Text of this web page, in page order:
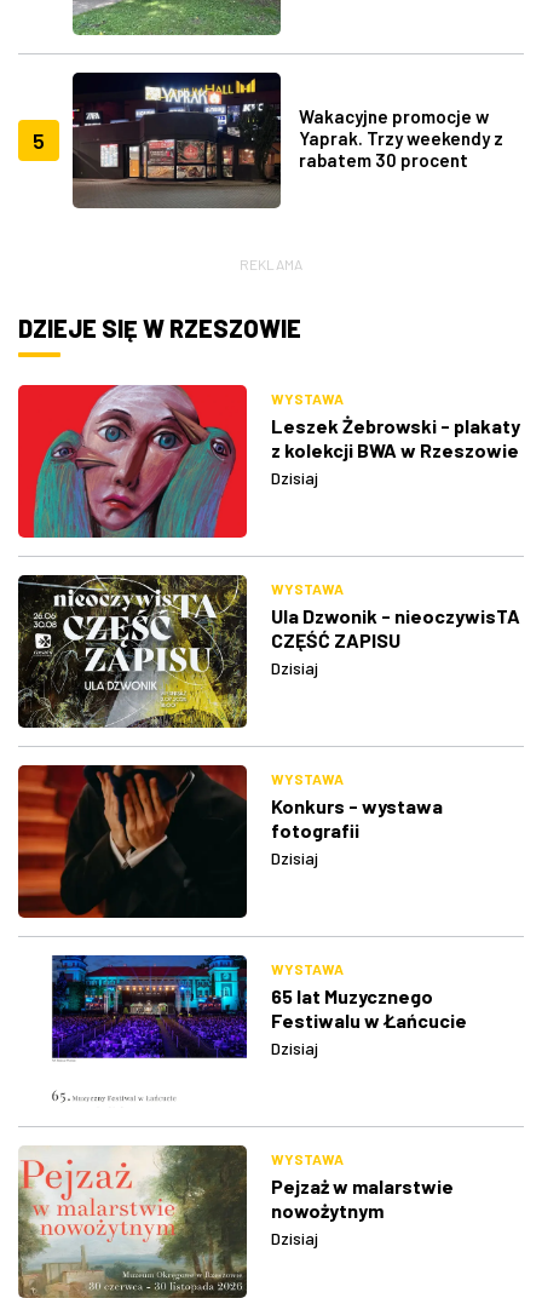
5
Wakacyjne promocje w
Yaprak. Trzy weekendy z
rabatem 30 procent
REKLAMA
DZIEJE SIĘ W RZESZOWIE
WYSTAWA
Leszek Żebrowski - plakaty
z kolekcji BWA w Rzeszowie
Dzisiaj
WYSTAWA
Ula Dzwonik - nieoczywisTA
CZĘŚĆ ZAPISU
Dzisiaj
WYSTAWA
Konkurs - wystawa
fotografii
Dzisiaj
WYSTAWA
65 lat Muzycznego
Festiwalu w Łańcucie
Dzisiaj
WYSTAWA
Pejzaż w malarstwie
nowożytnym
Dzisiaj